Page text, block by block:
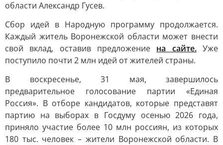
области Александр Гусев.
Сбор идей в Народную программу продолжается.
Каждый житель Воронежской области может внести
свой вклад, оставив предложение на сайте.Уже
поступило почти 2 млн идей от жителей страны.
В воскресенье, 31 мая, завершилось
предварительное голосование партии «Единая
Россия». В отборе кандидатов, которые представят
партию на выборах в Госдуму осенью 2026 года,
приняло участие более 10 млн россиян, из которых
180 тыс. человек – жители Воронежской области. В